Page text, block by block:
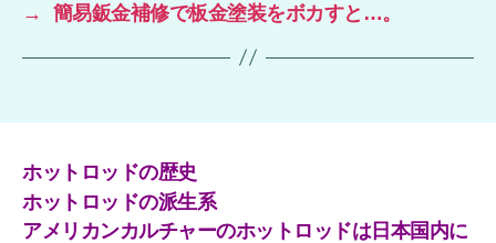
→
簡易鈑金補修で板金塗装をボカすと…。
ホットロッドの歴史
ホットロッドの派生系
アメリカンカルチャーのホットロッドは日本国内に